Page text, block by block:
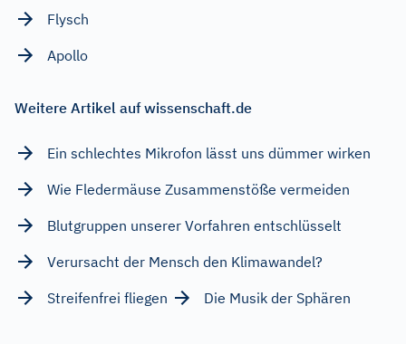
Flysch
Apollo
Weitere Artikel auf wissenschaft.de
Ein schlechtes Mikrofon lässt uns dümmer wirken
Wie Fledermäuse Zusammenstöße vermeiden
Blutgruppen unserer Vorfahren entschlüsselt
Verursacht der Mensch den Klimawandel?
Streifenfrei fliegen
Die Musik der Sphären